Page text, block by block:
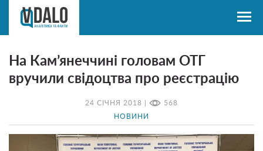
24 СІЧНЯ 2018 | 568
НОВИНИ
На Кам’янеччині головам ОТГ
вручили свідоцтва про реєстрацію